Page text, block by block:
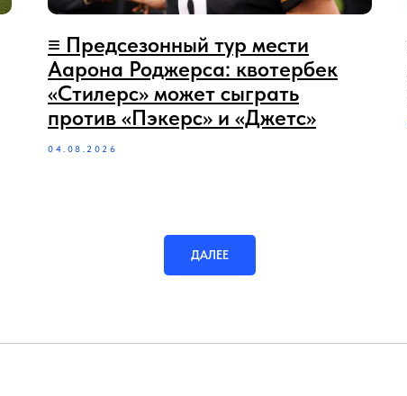
≡‪‪‪ Предсезонный тур мести
Аарона Роджерса: квотербек
«Стилерс» может сыграть
против «Пэкерс» и «Джетс»
04.08.2026
ДАЛЕЕ